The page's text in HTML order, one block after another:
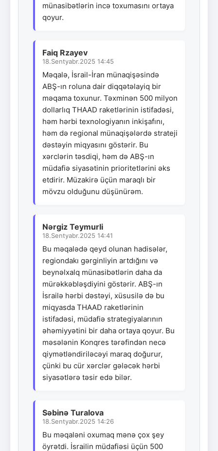
münasibətlərin incə toxumasını ortaya
qoyur.
Faiq Rzayev
18.Sentyabr.2025 14:45
Məqalə, İsrail-İran münaqişəsində
ABŞ-ın roluna dair diqqətəlayiq bir
məqama toxunur. Təxminən 500 milyon
dollarlıq THAAD raketlərinin istifadəsi,
həm hərbi texnologiyanın inkişafını,
həm də regional münaqişələrdə strateji
dəstəyin miqyasını göstərir. Bu
xərclərin təsdiqi, həm də ABŞ-ın
müdafiə siyasətinin prioritetlərini əks
etdirir. Müzakirə üçün maraqlı bir
mövzu olduğunu düşünürəm.
Nərgiz Teymurli
18.Sentyabr.2025 14:41
Bu məqalədə qeyd olunan hadisələr,
regiondakı gərginliyin artdığını və
beynəlxalq münasibətlərin daha da
mürəkkəbləşdiyini göstərir. ABŞ-ın
İsrailə hərbi dəstəyi, xüsusilə də bu
miqyasda THAAD raketlərinin
istifadəsi, müdafiə strategiyalarının
əhəmiyyətini bir daha ortaya qoyur. Bu
məsələnin Konqres tərəfindən necə
qiymətləndiriləcəyi maraq doğurur,
çünki bu cür xərclər gələcək hərbi
siyasətlərə təsir edə bilər.
Səbinə Turalova
18.Sentyabr.2025 14:26
Bu məqaləni oxumaq mənə çox şey
öyrətdi. İsrailin müdafiəsi üçün 500